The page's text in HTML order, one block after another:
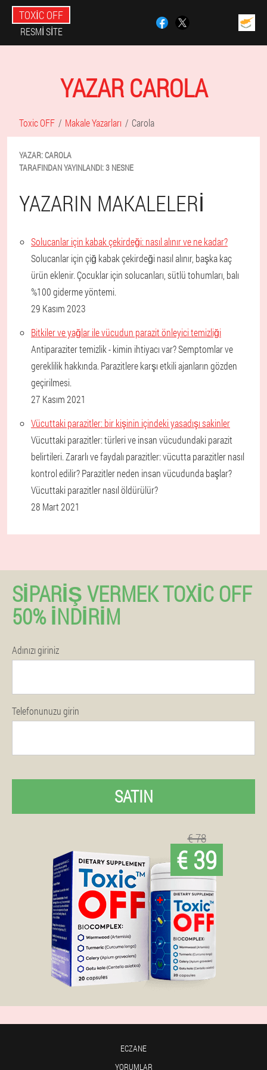
TOXIC OFF
RESMI SITE
YAZAR CAROLA
Toxic OFF Makale Yazarları Carola
YAZAR:CAROLA
TARAFINDAN YAYINLANDI:3 NESNE
YAZARIN MAKALELERI
Solucanlar için kabak çekirdeği: nasıl alınır ve ne kadar?
Solucanlar için çiğ kabak çekirdeği nasıl alınır, başka kaç
ürün eklenir. Çocuklar için solucanları, sütlü tohumları, balı
%100 giderme yöntemi.
29 Kasım 2023
Bitkiler ve yağlar ile vücudun parazit önleyici temizliği
Antiparaziter temizlik - kimin ihtiyacı var? Semptomlar ve
gereklilik hakkında. Parazitlere karşı etkili ajanların gözden
geçirilmesi.
27 Kasım 2021
Vücuttaki parazitler: bir kişinin içindeki yasadışı sakinler
Vücuttaki parazitler: türleri ve insan vücudundaki parazit
belirtileri. Zararlı ve faydalı parazitler: vücutta parazitler nasıl
kontrol edilir? Parazitler neden insan vücudunda başlar?
Vücuttaki parazitler nasıl öldürülür?
28 Mart 2021
SIPARIŞ VERMEK TOXIC OFF
50% İNDIRIM
Adınızı giriniz
Telefonunuzu girin
SATIN
€ 78
€ 39
ECZANE
YORUMLAR